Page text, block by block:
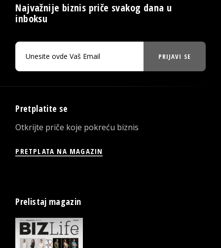
Najvažnije biznis priče svakog dana u
inboksu
PRIJAVI SE
Pretplatite se
Otkrijte priče koje pokreću biznis
PRETPLATA NA MAGAZIN
Prelistaj magazin